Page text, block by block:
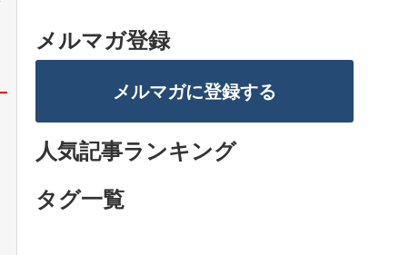
メルマガ登録
メルマガに登録する
人気記事ランキング
タグ一覧